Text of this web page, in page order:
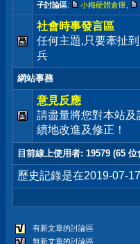
子討論區: 小梅硬體倉庫
社會時事發言區
任何主題,只要牽扯
兵
網站事務
意見反應
請盡量將您對本站
續地改進及修正！
目前線上使用者: 19579 (65
歷史記錄是在2019-07-
有新文章的討論區
無新文章的討論區